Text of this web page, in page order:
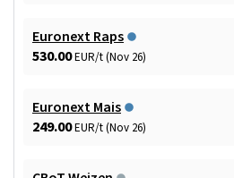
Euronext Raps
530.00EUR/t (Nov 26)
Euronext Mais
249.00EUR/t (Nov 26)